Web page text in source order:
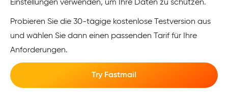
Einstellungen verwenden, um Ihre Daten zu schützen.
Probieren Sie die 30-tägige kostenlose Testversion aus
und wählen Sie dann einen passenden Tarif für Ihre
Anforderungen.
Try Fastmail